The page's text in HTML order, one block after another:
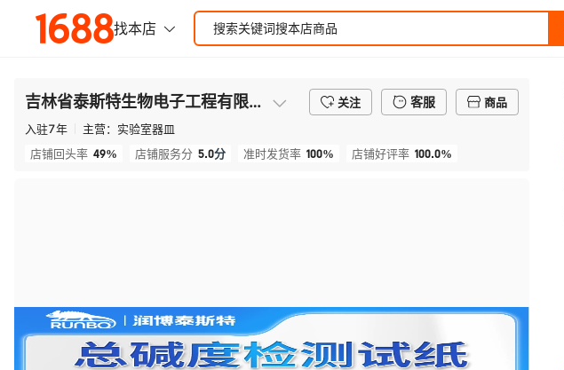
吉林省泰斯特生物电子工程有限公司 关注 客服
商品
入驻7年 主营： 实验室器皿
店铺回头率 49% 店铺服务分 5.0分 准时发货率 100% 店铺好评率 100.0%